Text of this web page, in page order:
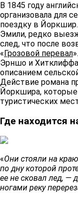
В 1845 году
организовала для
поездку в
Эмили, редко
след, что после
«Грозовой перевал
Эрншо и
описанием
Действие романа
Йоркшира, которые
туристических
Где находится
«Они стояли на
по дну которой
ее не сковал лед, —
ногами реку